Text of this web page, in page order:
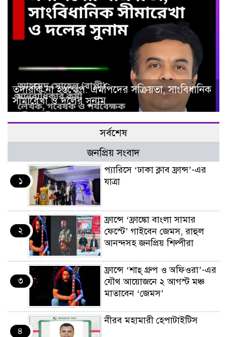
তদারকি না হস্তক্ষেপ: এমপিদের সক্রিয়তা, সাংবিধানিক
সীমারেখা ও দলের সুনাম
সর্বশেষ
জনপ্রিয় সংবাদ
১
প্যারিসে ‘ঢাকা ক্লাব ফ্রান্স’-এর
যাত্রা
২
ফ্রান্সে ‘ফ্রাঙ্কো বাংলা সামার
ফেস্টে’ গাইবেন জেমস, রাহুল
আনন্দসহ জনপ্রিয় শিল্পীরা
৩
ফ্রান্সে ‘শাহ্ গ্রুপ ও অফিওরা’-এর
যৌথ আয়োজনে ২ আগস্ট মঞ্চ
মাতাবেন ‘জেমস’
৪
নীরব মহামারী হেপাটাইটিস